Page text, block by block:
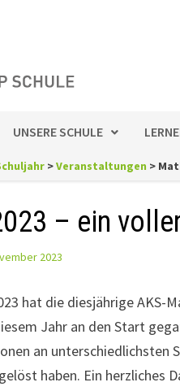
UNSERE SCHULE
>Veranstaltungen >
– ein
2023
hat die diesjährige
Jahr an den Start
an unterschiedlichsten
haben. Ein herzliches